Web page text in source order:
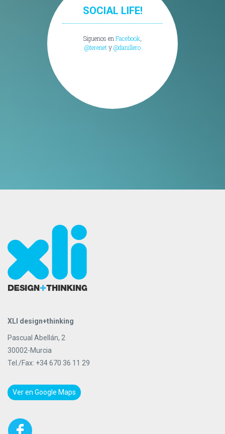
SOCIAL LIFE!
Síguenos enFacebook,
@terenety@danillero
XLI design+thinking
Pascual Abellán, 2
30002-Murcia
Tel./Fax: +34 670 36 11 29
Ver en Google Maps